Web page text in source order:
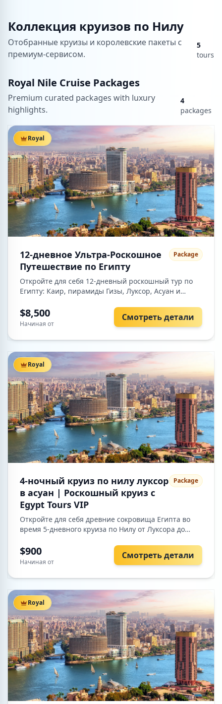
Коллекция круизов по Нилу
Отобранные круизы и королевские пакеты с
премиум-сервисом.
5
tours
Royal Nile Cruise Packages
Premium curated packages with luxury
highlights.
4
packages
Royal
12-дневное Ультра-Роскошное
Путешествие по Египту
Package
Откройте для себя 12-дневный роскошный тур по
Египту: Каир, пирамиды Гизы, Луксор, Асуан и
ждут VIP-сервис, частный гид, 5-звездочные отели и
круиз по Нилу.
$8,500
Начиная от
Смотреть детали
Royal
4-ночный круиз по нилу луксор
в асуан | Роскошный круиз с
Egypt Tours VIP
Package
Откройте для себя древние сокровища Египта во
время 5-дневного круиза по Нилу от Луксора до
теплохода. Насладитесь уникальным сочетанием
истории, культуры и спокойного плавания по
$900
Начиная от
Смотреть детали
Royal